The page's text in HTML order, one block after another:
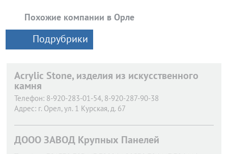
Похожие компании в Орле
Подрубрики
Acrylic Stone, изделия из искусственного
камня
Телефон: 8-920-283-01-54, 8-920-287-90-38
Адрес: г. Орел, ул. 1 Курская, д. 67
ДООО ЗАВОД Крупных Панелей